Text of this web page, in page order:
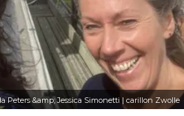
Peters &amp; Jessica Simonetti | carillon Zwolle